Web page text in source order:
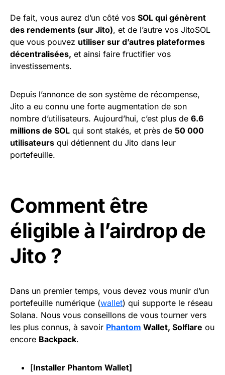
De fait, vous aurez d’un côté vos SOL qui génèrent
des rendements (sur Jito), et de l’autre vos JitoSOL
que vous pouvez utiliser sur d’autres plateformes
décentralisées, et ainsi faire fructifier vos
investissements.
Depuis l’annonce de son système de récompense,
Jito a eu connu une forte augmentation de son
nombre d’utilisateurs. Aujourd’hui, c’est plus de 6.6
millions de SOL qui sont stakés, et près de 50 000
utilisateurs qui détiennent du Jito dans leur
portefeuille.
Comment être
éligible à l’airdrop de
Jito ?
Dans un premier temps, vous devez vous munir d’un
portefeuille numérique (wallet) qui supporte le réseau
Solana. Nous vous conseillons de vous tourner vers
les plus connus, à savoir Phantom Wallet, Solflare ou
encore Backpack.
[Installer Phantom Wallet]